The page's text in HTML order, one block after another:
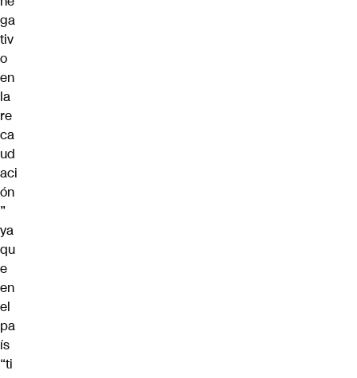
ga
tiv
o
en
la
re
ca
ud
aci
ón
”
ya
qu
e
en
el
pa
ís
“ti